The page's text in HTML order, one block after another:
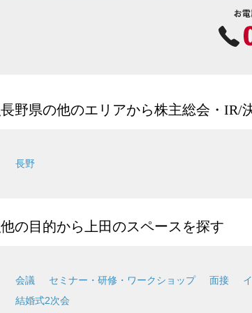
長野県の他のエリアから株主総会・IR/
長野
他の目的から上田のスペースを探す
会議 セミナー・研修・ワークショップ 面接
結婚式2次会